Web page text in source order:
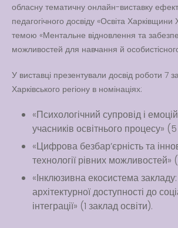
Вакансії ,
обласну тематичну онлайн-виставку
педагогічного досвіду «Освіта Харківщини
темою «Ментальне відновлення та
можливостей для навчання й
У виставці презентували досвід роботи 7
Харківського регіону в номінаціях:
«Психологічний супровід і
учасників освітнього процесу»
«Цифрова безбар’єрність та
технології рівних можливостей»
«Інклюзивна екосистема закладу:
архітектурної доступності до
інтеграції» (1 заклад освіти).